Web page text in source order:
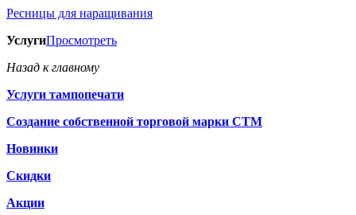
Ресницы для наращивания
УслугиПросмотреть
Назад к главному
Услуги тампопечати
Создание собственной торговой марки СТМ
Новинки
Скидки
Акции